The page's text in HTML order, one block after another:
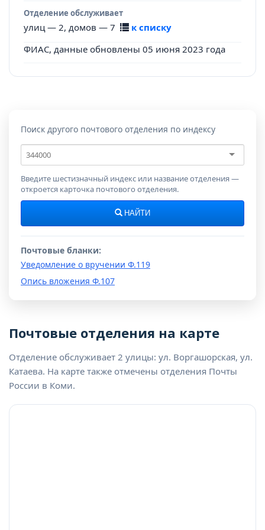
Отделение обслуживает
улиц — 2, домов — 7 к списку
ФИАС, данные обновлены 05 июня 2023 года
Поиск другого почтового отделения по индексу
Почтовый
индекс
Введите шестизначный индекс или название отделения —
откроется карточка почтового отделения.
НАЙТИ
Почтовые бланки:
Уведомление о вручении Ф.119
Опись вложения Ф.107
Почтовые отделения на карте
Отделение обслуживает 2 улицы: ул. Воргашорская, ул.
Катаева. На карте также отмечены отделения Почты
России в Коми.